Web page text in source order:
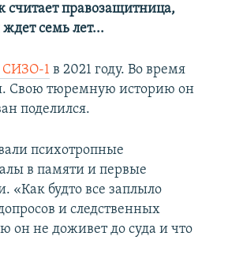
считает правозащитница,
семь лет...
СИЗО-1 в 2021 году. Во время
Свою тюремную историю он
поделился.
психотропные
в памяти и первые
«Как будто все заплыло
и следственных
он не доживет до суда и что